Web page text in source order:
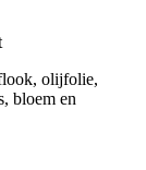
olijfolie,
bloem en